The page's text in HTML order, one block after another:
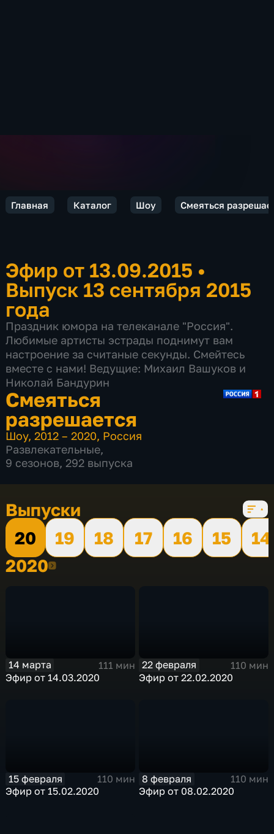
Главная Каталог Шоу Смеяться
Эфир от 13.09.2015 •
Выпуск 13 сентября 2015
года
Праздник юмора на телеканале "Россия".
Любимые артисты эстрады поднимут вам
настроение за считаные секунды. Смейтесь
вместе с нами! Ведущие: Михаил Вашуков и
Николай Бандурин
Смеяться
разрешается
Шоу,2012 – 2020, Россия
Развлекательные,
9 сезонов, 292 выпуска
Выпуски
20
19 18 17 16 15
14
20202020
14 марта
111 мин
Эфир от 14.03.2020
22 февраля
110 мин
Эфир от 22.02.2020
15 февраля
110 мин
Эфир от 15.02.2020
8 февраля
110 мин
Эфир от 08.02.2020